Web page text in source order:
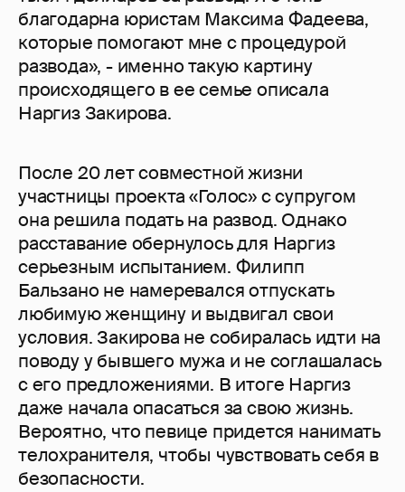
благодарна юристам Максима Фадеева,
которые помогают мне с процедурой
развода», - именно такую картину
происходящего в ее семье описала
Наргиз Закирова.
После 20 лет совместной жизни
участницы проекта «Голос» с супругом
она решила подать на развод. Однако
расставание обернулось для Наргиз
серьезным испытанием. Филипп
Бальзано не намеревался отпускать
любимую женщину и выдвигал свои
условия. Закирова не собиралась идти на
поводу у бывшего мужа и не соглашалась
с его предложениями. В итоге Наргиз
даже начала опасаться за свою жизнь.
Вероятно, что певице придется нанимать
телохранителя, чтобы чувствовать себя в
безопасности.